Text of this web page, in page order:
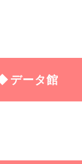
データ館